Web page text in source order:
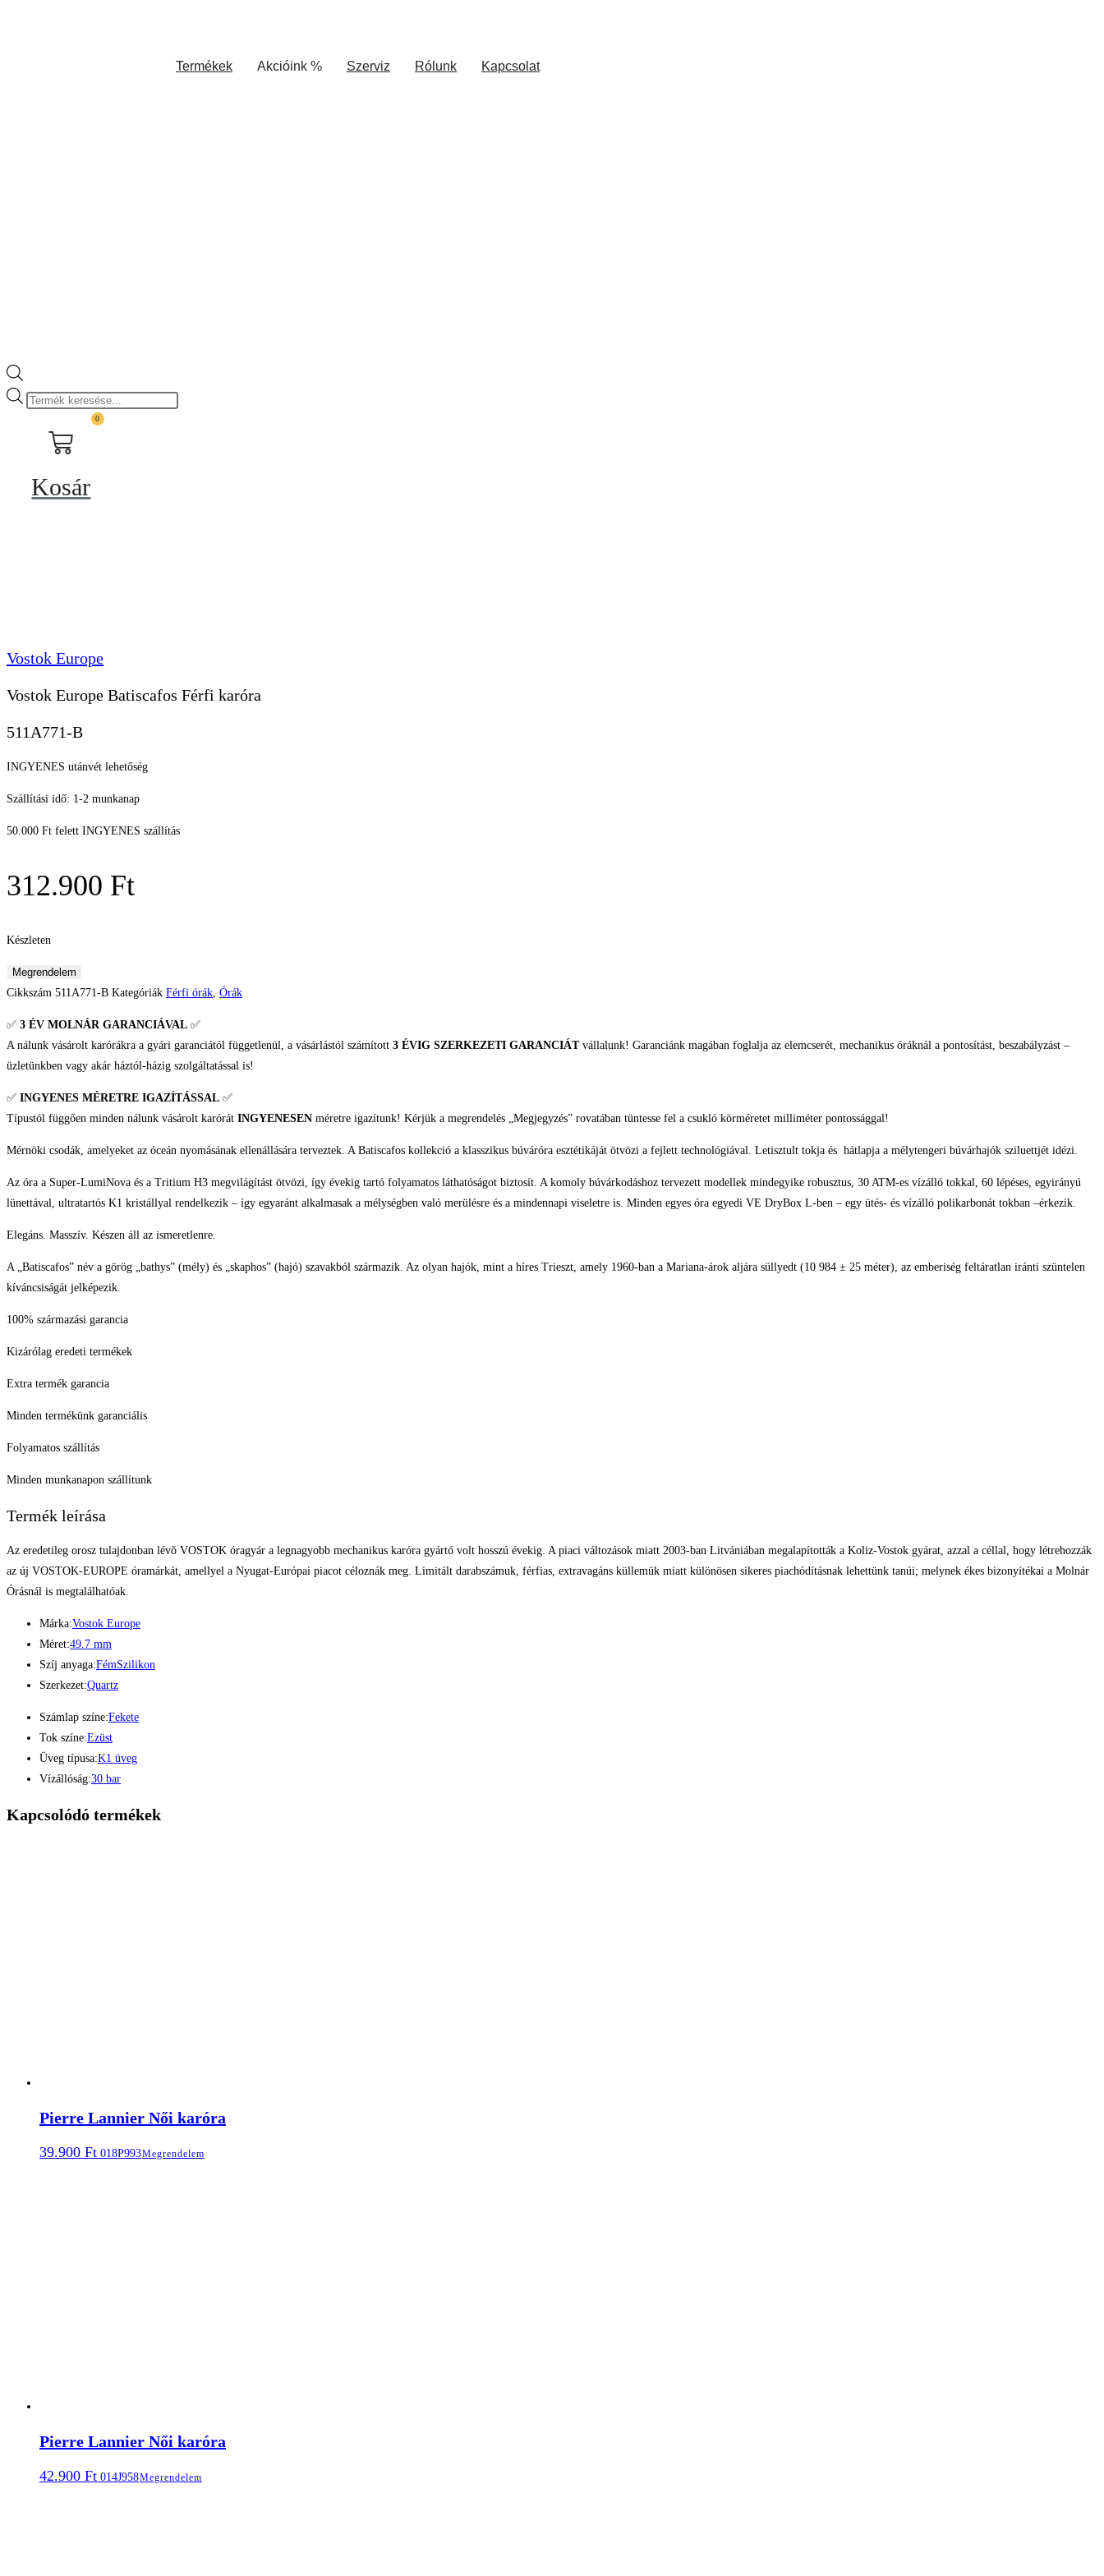
Termékek Akcióink % Szerviz Rólunk Kapcsolat
Products
0
Kosár
Vostok Europe
Vostok Europe Batiscafos Férfi karóra
511A771-B
INGYENES utánvét lehetőség
Szállítási idő: 1-2 munkanap
50.000 Ft felett INGYENES szállítás
312.900 Ft
Készleten
Vostok
Europe
Férfi
Megrendelem
Cikkszám 511A771-B Kategóriák Férfi órák, Órák
✅ 3 ÉV MOLNÁR GARANCIÁVAL ✅
A nálunk vásárolt karórákra a gyári garanciától függetlenül, a vásárlástól számított 3 ÉVIG SZERKEZETI GARANCIÁTvállalunk! Garanciánk magában foglalja az elemcserét, mechanikus óráknál a pontosítást, beszabályzást –
üzletünkben vagy akár háztól-házig szolgáltatással is!
✅ INGYENES MÉRETRE IGAZÍTÁSSAL ✅
Típustól függően minden nálunk vásárolt karórát INGYENESEN méretre igazítunk! Kérjük a megrendelés „Megjegyzés” rovatában tüntesse fel a csukló körméretet milliméter pontossággal!
Mérnöki csodák, amelyeket az óceán nyomásának ellenállására terveztek. A Batiscafos kollekció a klasszikus búváróra esztétikáját ötvözi a fejlett technológiával. Letisztult tokja és hátlapja a mélytengeri búvárhajók sziluettjét idézi.
Az óra a Super-LumiNova és a Tritium H3 megvilágítást ötvözi, így évekig tartó folyamatos láthatóságot biztosít. A komoly búvárkodáshoz tervezett modellek mindegyike robusztus, 30 ATM-es vízálló tokkal, 60 lépéses, egyirányú
lünettával, ultratartós K1 kristállyal rendelkezik – így egyaránt alkalmasak a mélységben való merülésre és a mindennapi viseletre is. Minden egyes óra egyedi VE DryBox L-ben – egy ütés- és vízálló polikarbonát tokban –érkezik.
Elegáns. Masszív. Készen áll az ismeretlenre.
A „Batiscafos” név a görög „bathys” (mély) és „skaphos” (hajó) szavakból származik. Az olyan hajók, mint a híres Trieszt, amely 1960-ban a Mariana-árok aljára süllyedt (10 984 ± 25 méter), az emberiség feltáratlan iránti szüntelen
kíváncsiságát jelképezik.
100% származási garancia
Kizárólag eredeti termékek
Extra termék garancia
Minden termékünk garanciális
Folyamatos szállítás
Minden munkanapon szállítunk
Termék leírása
Az eredetileg orosz tulajdonban lévõ VOSTOK óragyár a legnagyobb mechanikus karóra gyártó volt hosszú évekig. A piaci változások miatt 2003-ban Litvániában megalapították a Koliz-Vostok gyárat, azzal a céllal, hogy létrehozzák
az új VOSTOK-EUROPE óramárkát, amellyel a Nyugat-Európai piacot céloznák meg. Limitált darabszámuk, férfias, extravagáns küllemük miatt különösen sikeres piachódításnak lehettünk tanúi; melynek ékes bizonyítékai a Molnár
Órásnál is megtalálhatóak.
Márka:Vostok Europe
Méret:49.7 mm
Szíj anyaga:FémSzilikon
Szerkezet:Quartz
Számlap színe:Fekete
Tok színe:Ezüst
Üveg típusa:K1 üveg
Vízállóság:30 bar
Kapcsolódó termékek
Pierre Lannier Női karóra
39.900 Ft 018P993Megrendelem
Pierre Lannier Női karóra
42.900 Ft 014J958Megrendelem